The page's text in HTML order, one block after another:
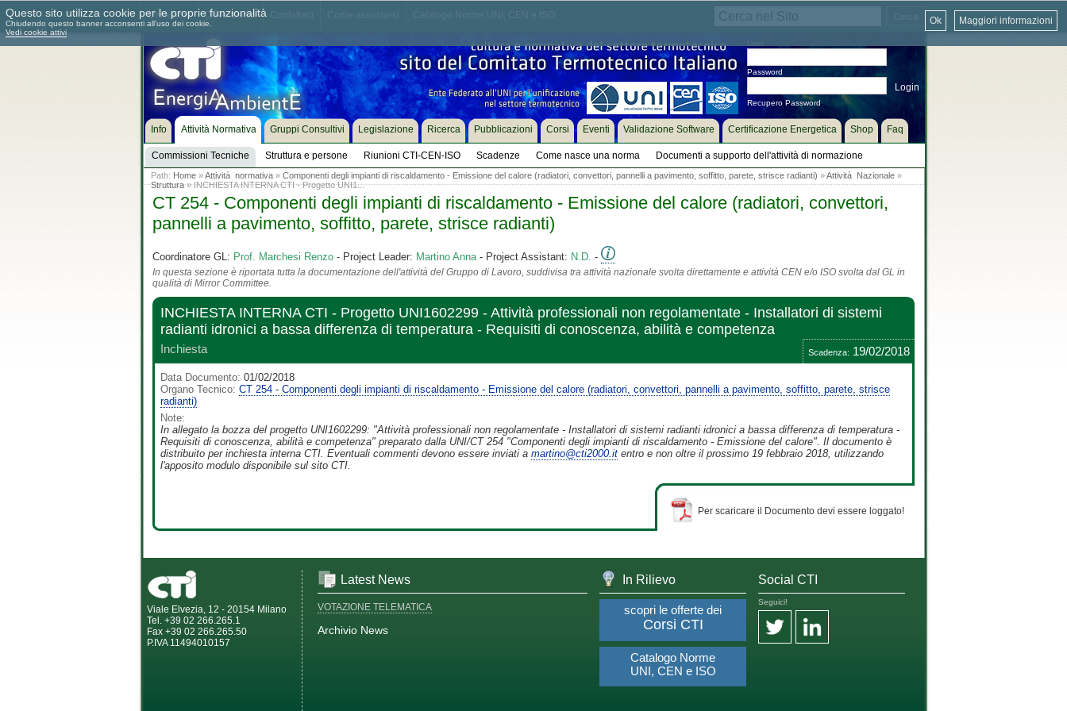
Chi siamo Dove siamo
Password
Recupero Password
Info Attività Normativa
Commissioni Tecniche Struttura e persone Riunioni CTI-CEN-ISO Scadenze Come nasce una norma Documenti a supporto dell'attività di normazione
Gruppi Consultivi Legislazione Ricerca Pubblicazioni Corsi Eventi Validazione Software Certificazione Energetica Shop Faq
Path: Home»Attività normativa» Componenti degli impianti di riscaldamento - Emissione del calore (radiatori, convettori, pannelli a pavimento, soffitto, parete, strisce radianti) »Attività Nazionale»
Struttura» INCHIESTA INTERNA CTI - Progetto UNI1...
CT 254 - Componenti degli impianti di riscaldamento - Emissione del calore (radiatori, convettori,
pannelli a pavimento, soffitto, parete, strisce radianti)
Coordinatore GL: Prof. Marchesi Renzo- Project Leader: Martino Anna- Project Assistant: N.D. -
In questa sezione è riportata tutta la documentazione dell'attività del Gruppo di Lavoro, suddivisa tra attività nazionale svolta direttamente e attività CEN e/o ISO svolta dal GL in
qualità di Mirror Committee.
INCHIESTA INTERNA CTI - Progetto UNI1602299 - Attività professionali non regolamentate - Installatori di sistemi
radianti idronici a bassa differenza di temperatura - Requisiti di conoscenza, abilità e competenza
Inchiesta Scadenza: 19/02/2018
Data Documento: 01/02/2018
Organo Tecnico: CT 254 - Componenti degli impianti di riscaldamento - Emissione del calore (radiatori, convettori, pannelli a pavimento, soffitto, parete, strisce
radianti)
Note:
In allegato la bozza del progetto UNI1602299: "Attività professionali non regolamentate - Installatori di sistemi radianti idronici a bassa differenza di temperatura -
Requisiti di conoscenza, abilità e competenza" preparato dalla UNI/CT 254 "Componenti degli impianti di riscaldamento - Emissione del calore". Il documento è
distribuito per inchiesta interna CTI. Eventuali commenti devono essere inviati a martino@cti2000.itentro e non oltre il prossimo 19 febbraio 2018, utilizzando
l'apposito modulo disponibile sul sito CTI.
Per scaricare il Documento devi essere loggato!
Viale Elvezia, 12 - 20154 Milano
Tel. +39 02 266.265.1
Fax +39 02 266.265.50
P.IVA 11494010157
Latest News
VOTAZIONE TELEMATICA
Archivio News
In Rilievo
scopri le offerte dei
Corsi CTI
Catalogo Norme
UNI, CEN e ISO
Social CTI
Seguici!
Questo sito utilizza cookie per le proprie funzionalità
Chiudendo questo banner acconsenti all'uso dei cookie.
Vedi cookie attivi
Maggiori informazioni
Ok